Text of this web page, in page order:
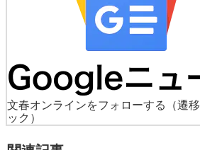
文春オンラインをフォローする
（遷
ック）